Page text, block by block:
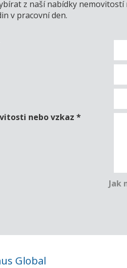
z naší nabídky
v pracovní den.
nebo vzkaz *
Jak
Global